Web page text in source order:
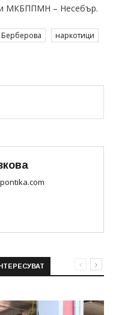
МКБППМН – Несебър.
наркотици